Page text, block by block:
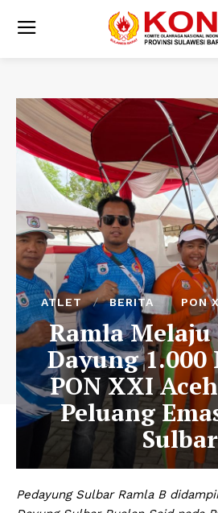
ATLET BERITA PON
Ramla
Dayung
PON XXI
Peluang
Sulbar
Pedayung Sulbar Ramla B